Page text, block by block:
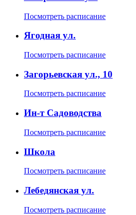
Посмотреть расписание
Ягодная ул.
Посмотреть расписание
Загорьевская ул., 10
Посмотреть расписание
Ин-т Садоводства
Посмотреть расписание
Школа
Посмотреть расписание
Лебедянская ул.
Посмотреть расписание